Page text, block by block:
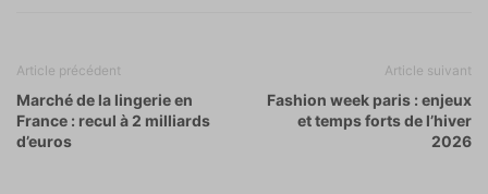
Article précédent
Marché de la lingerie en
France : recul à 2 milliards
d’euros
Article suivant
Fashion week paris : enjeux
et temps forts de l’hiver
2026